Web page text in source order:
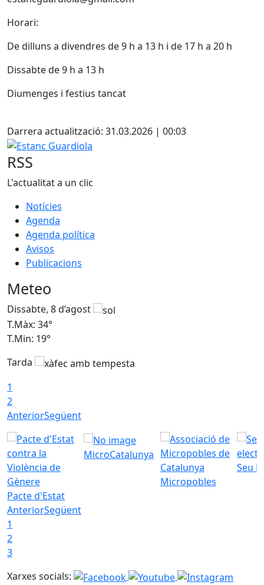
Horari:
De dilluns a divendres de 9 h a 13 h i de 17 h a 20 h
Dissabte de 9 h a 13 h
Diumenges i festius tancat
Darrera actualització: 31.03.2026 | 00:03
Estanc Guardiola
RSS
L'actualitat a un clic
Notícies
Agenda
Agenda política
Avisos
Publicacions
Meteo
Dissabte, 8 d’agost
T.Màx: 34°
T.Min: 19°
Tarda
1
2
AnteriorSegüent
Pacte d'Estat
MicroCatalunya
Micropobles
Seu
AnteriorSegüent
1
2
3
Xarxes socials: